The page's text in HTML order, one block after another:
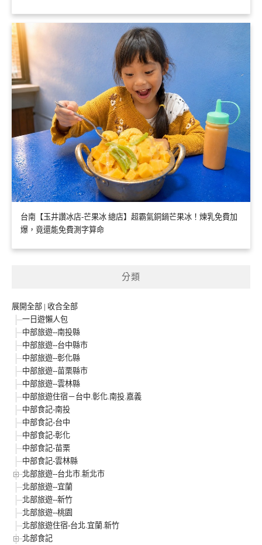
台南【玉井讚冰店-芒果冰 總店】超霸氣銅鍋芒果冰！煉乳免費加
爆，竟還能免費測字算命
分類
展開全部 | 收合全部
一日遊懶人包
中部旅遊--南投縣
中部旅遊--台中縣市
中部旅遊--彰化縣
中部旅遊--苗栗縣市
中部旅遊--雲林縣
中部旅遊住宿－台中.彰化.南投.嘉義
中部食記-南投
中部食記-台中
中部食記-彰化
中部食記-苗栗
中部食記-雲林縣
北部旅遊--台北市.新北市
北部旅遊--宜蘭
北部旅遊--新竹
北部旅遊--桃園
北部旅遊住宿-台北.宜蘭.新竹
北部食記